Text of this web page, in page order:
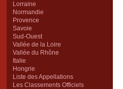
Lorraine
Normandie
Provence
Savoie
Sud-Ouest
Vallée de la Loire
Vallée du Rhône
Italie
Hongrie
Liste des Appellations
Les Classements Officiels